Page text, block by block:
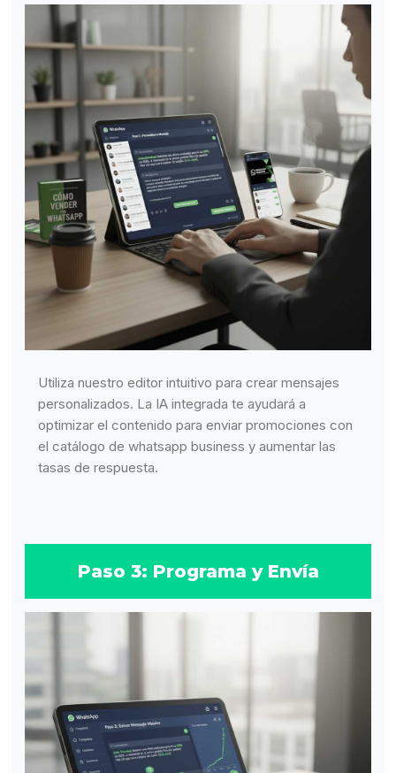
Utiliza nuestro editor intuitivo para crear mensajes
personalizados. La IA integrada te ayudará a
optimizar el contenido para enviar promociones con
el catálogo de whatsapp business y aumentar las
tasas de respuesta.
Paso 3: Programa y Envía